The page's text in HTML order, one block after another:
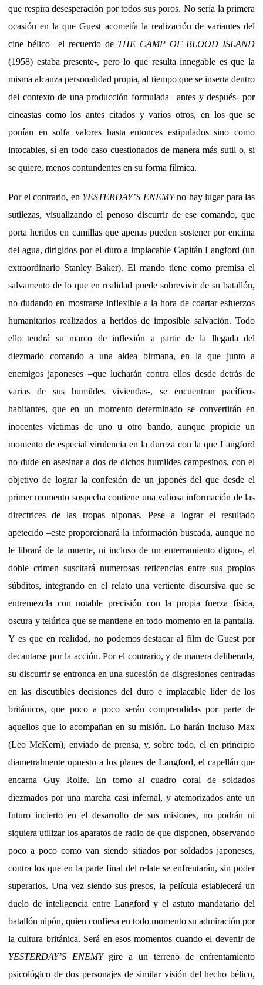
que respira desesperación por todos sus poros. No sería la primera
ocasión en la que Guest acometía la realización de variantes del
cine bélico –el recuerdo de THE CAMP OF BLOOD ISLAND
(1958) estaba presente-, pero lo que resulta innegable es que la
misma alcanza personalidad propia, al tiempo que se inserta dentro
del contexto de una producción formulada –antes y después- por
cineastas como los antes citados y varios otros, en los que se
ponían en solfa valores hasta entonces estipulados sino como
intocables, sí en todo caso cuestionados de manera más sutil o, si
se quiere, menos contundentes en su forma fílmica.
Por el contrario, en YESTERDAY’S ENEMYno hay lugar para las
sutilezas, visualizando el penoso discurrir de ese comando, que
porta heridos en camillas que apenas pueden sostener por encima
del agua, dirigidos por el duro a implacable Capitán Langford (un
extraordinario Stanley Baker). El mando tiene como premisa el
salvamento de lo que en realidad puede sobrevivir de su batallón,
no dudando en mostrarse inflexible a la hora de coartar esfuerzos
humanitarios realizados a heridos de imposible salvación. Todo
ello tendrá su marco de inflexión a partir de la llegada del
diezmado comando a una aldea birmana, en la que junto a
enemigos japoneses –que lucharán contra ellos desde detrás de
varias de sus humildes viviendas-, se encuentran pacíficos
habitantes, que en un momento determinado se convertirán en
inocentes víctimas de uno u otro bando, aunque propicie un
momento de especial virulencia en la dureza con la que Langford
no dude en asesinar a dos de dichos humildes campesinos, con el
objetivo de lograr la confesión de un japonés del que desde el
primer momento sospecha contiene una valiosa información de las
directrices de las tropas niponas. Pese a lograr el resultado
apetecido –este proporcionará la información buscada, aunque no
le librará de la muerte, ni incluso de un enterramiento digno-, el
doble crimen suscitará numerosas reticencias entre sus propios
súbditos, integrando en el relato una vertiente discursiva que se
entremezcla con notable precisión con la propia fuerza física,
oscura y telúrica que se mantiene en todo momento en la pantalla.
Y es que en realidad, no podemos destacar al film de Guest por
decantarse por la acción. Por el contrario, y de manera deliberada,
su discurrir se entronca en una sucesión de disgresiones centradas
en las discutibles decisiones del duro e implacable líder de los
británicos, que poco a poco serán comprendidas por parte de
aquellos que lo acompañan en su misión. Lo harán incluso Max
(Leo McKern), enviado de prensa, y, sobre todo, el en principio
diametralmente opuesto a los planes de Langford, el capellán que
encarna Guy Rolfe. En torno al cuadro coral de soldados
diezmados por una marcha casi infernal, y atemorizados ante un
futuro incierto en el desarrollo de sus misiones, no podrán ni
siquiera utilizar los aparatos de radio de que disponen, observando
poco a poco como van siendo sitiados por soldados japoneses,
contra los que en la parte final del relate se enfrentarán, sin poder
superarlos. Una vez siendo sus presos, la película establecerá un
duelo de inteligencia entre Langford y el astuto mandatario del
batallón nipón, quien confiesa en todo momento su admiración por
la cultura británica. Será en esos momentos cuando el devenir de
YESTERDAY’S ENEMYgire a un terreno de enfrentamiento
psicológico de dos personajes de similar visión del hecho bélico,